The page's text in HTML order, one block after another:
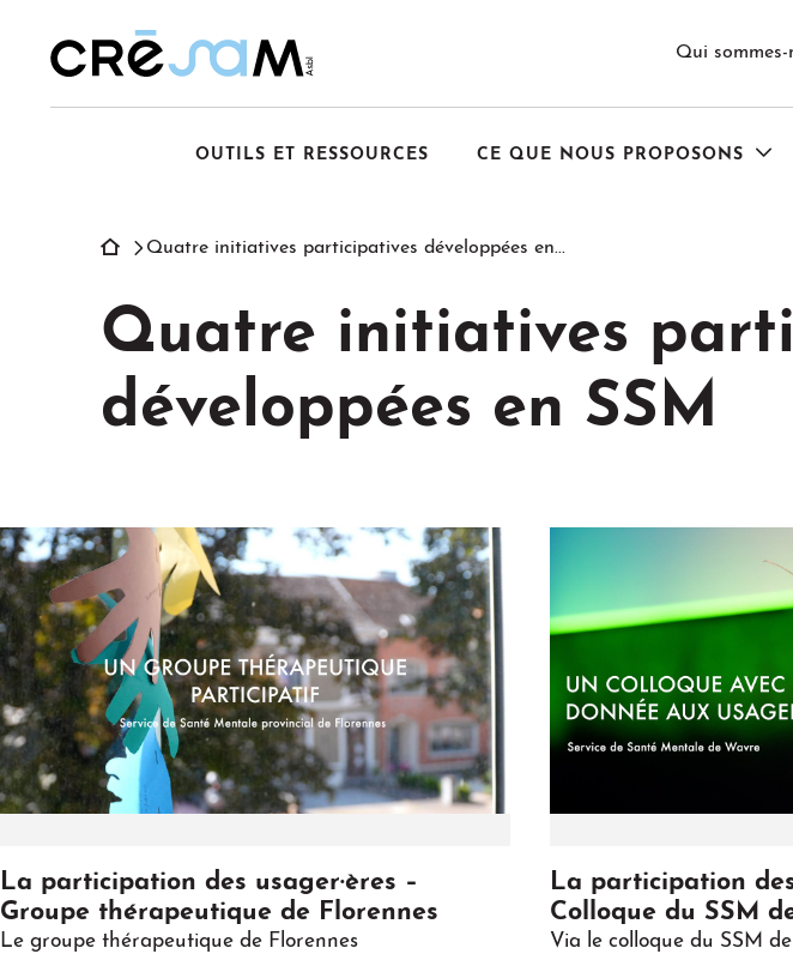
contenu
OUTILS ET RESSOURCES CE QUE NOUS PROPOSONS
Qui sommes-
Quatre initiatives participatives développées en...
Quatre initiatives
développées en SSM
La participation des usager·ères –
Groupe thérapeutique de Florennes
Le groupe thérapeutique de Florennes
La participation
Colloque du SSM
Via le colloque du SSM